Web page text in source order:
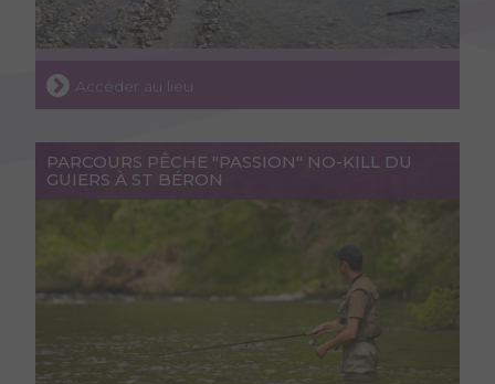
Accéder au lieu
PARCOURS PÊCHE "PASSION" NO-KILL DU
GUIERS À ST BÉRON